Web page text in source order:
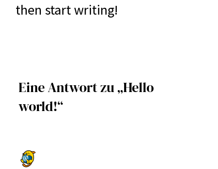
then start writing!
Eine Antwort zu „Hello
world!“